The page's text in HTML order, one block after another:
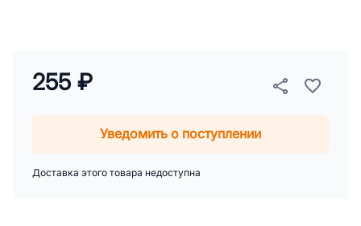
255 ₽
Уведомить о поступлении
Доставка этого товара недоступна